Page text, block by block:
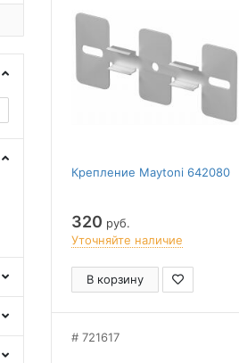
Крепление Maytoni 642080
320 руб.
Уточняйте наличие
В корзину
721617